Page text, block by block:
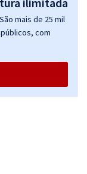
mais de 25 mil
com